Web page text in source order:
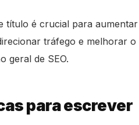
título é crucial para aumentar
tráfego e melhorar o
geral de SEO.
para escrever